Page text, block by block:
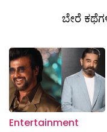
ಬೇರೆ
Entertainment